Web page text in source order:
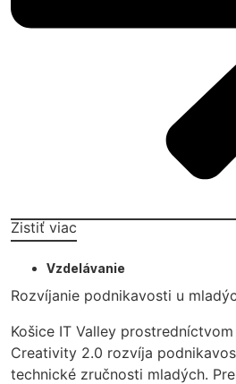
Zistiť viac
Vzdelávanie
Rozvíjanie podnikavosti u
Košice IT Valley
Creativity 2.0 rozvíja
technické zručnosti mladých.